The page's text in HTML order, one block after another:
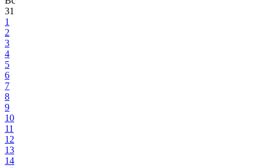
31
1
2
3
4
5
6
7
8
9
10
11
12
13
14